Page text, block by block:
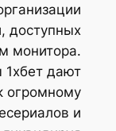
доступных
монитора.
1хбет дают
огромному
и